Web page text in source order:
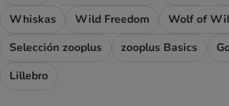
Whiskas
Wild Freedom Wolf of
Selección zooplus
zooplus Basics
Lillebro